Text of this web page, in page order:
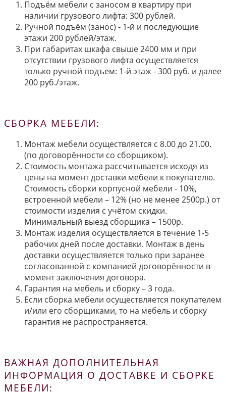
Подъём мебели с заносом в квартиру при
наличии грузового лифта: 300 рублей.
Ручной подъём (занос) - 1-й и последующие
этажи 200 рублей/этаж.
При габаритах шкафа свыше 2400 мм и при
отсутствии грузового лифта осуществляется
только ручной подъем: 1-й этаж - 300 руб. и далее
200 руб./этаж.
СБОРКА МЕБЕЛИ:
Монтаж мебели осуществляется с 8.00 до 21.00.
(по договорённости со сборщиком).
Стоимость монтажа рассчитывается исходя из
цены на момент доставки мебели к покупателю.
Стоимость сборки корпусной мебели - 10%,
встроенной мебели – 12% (но не менее 2500р.) от
стоимости изделия с учётом скидки.
Минимальный выезд сборщика – 1500р.
Монтаж изделия осуществляется в течение 1-5
рабочих дней после доставки. Монтаж в день
доставки осуществляется только при заранее
согласованной с компанией договорённости в
момент заключения договора.
Гарантия на мебель и сборку – 3 года.
Если сборка мебели осуществляется покупателем
и/или его сборщиками, то на мебель и сборку
гарантия не распространяется.
ВАЖНАЯ ДОПОЛНИТЕЛЬНАЯ
ИНФОРМАЦИЯ О ДОСТАВКЕ И СБОРКЕ
МЕБЕЛИ: